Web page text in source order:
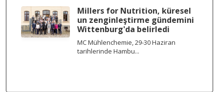
Millers for Nutrition, küresel
un zenginleştirme gündemini
Wittenburg'da belirledi
MC Mühlenchemie, 29-30 Haziran
tarihlerinde Hambu...